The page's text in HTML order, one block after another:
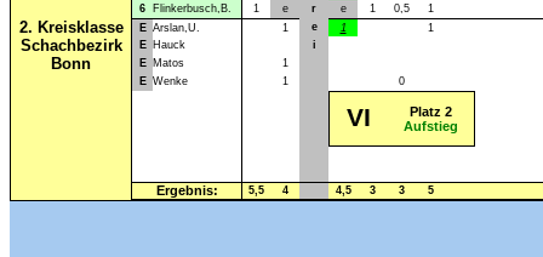
2. Kreisklasse
Schachbezirk
Bonn
6
Flinkerbusch,B. 1 e r e 1 0,5
1
E Arslan,U. 1 e 1
1
E
Hauck
i
E
Matos
1
E Wenke 1 0
VI
Platz 2
Aufstieg
Ergebnis: 5,5 4 4,5 3 3 5